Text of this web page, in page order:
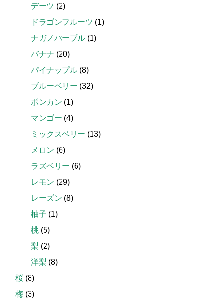
デーツ (2)
ドラゴンフルーツ (1)
ナガノパープル (1)
バナナ (20)
パイナップル (8)
ブルーベリー (32)
ポンカン (1)
マンゴー (4)
ミックスベリー (13)
メロン (6)
ラズベリー (6)
レモン (29)
レーズン (8)
柚子 (1)
桃 (5)
梨 (2)
洋梨 (8)
桜 (8)
梅 (3)